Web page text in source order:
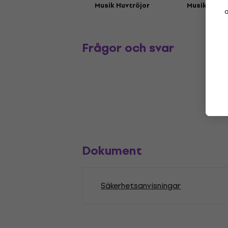
Musik Huvtröjor Musikmössor
Frågor och svar
Dokument
Säkerhetsanvisningar